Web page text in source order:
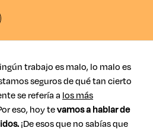
trabajo es malo, lo malo es
seguros de qué tan cierto
se refería a los más
eso, hoy tevamos a hablar de
¡De esos que no sabías que